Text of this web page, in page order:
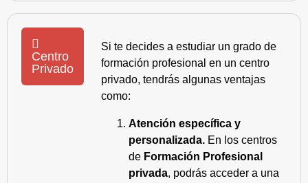
Centro
Privado
Si te decides a estudiar un grado de
formación profesional en un centro
privado, tendrás algunas ventajas
como:
Atención específica y
personalizada. En los centros
de Formación Profesional
privada, podrás acceder a una